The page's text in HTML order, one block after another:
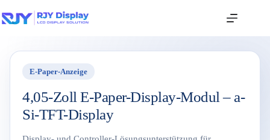
E-Paper-Anzeige
4,05-Zoll E-Paper-Display-Modul – a-
Si-TFT-Display